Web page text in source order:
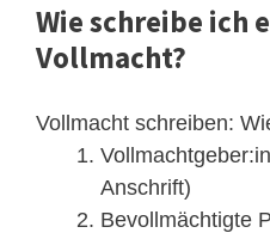
Wie schreibe ich
Vollmacht?
Vollmacht schreiben:
Anschrift)
Bevollmächtigte